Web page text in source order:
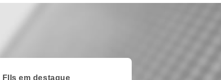
FIIs em destaque